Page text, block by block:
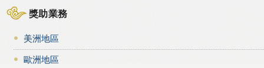
獎助業務
美洲地區
歐洲地區